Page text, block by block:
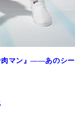
肉マン』――あのシー